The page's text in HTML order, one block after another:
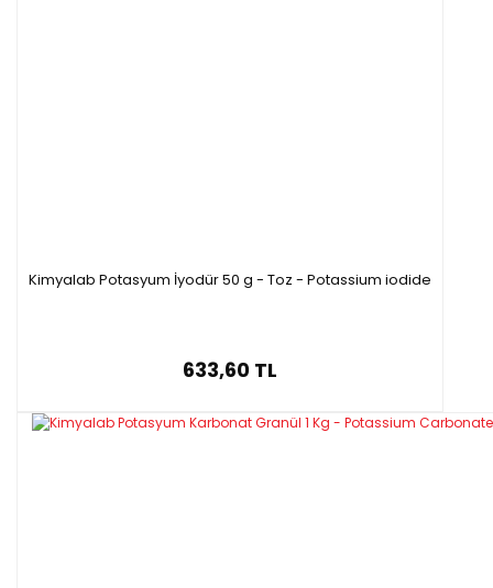
Kimyalab Potasyum İyodür 50 g - Toz - Potassium iodide
633,60 TL